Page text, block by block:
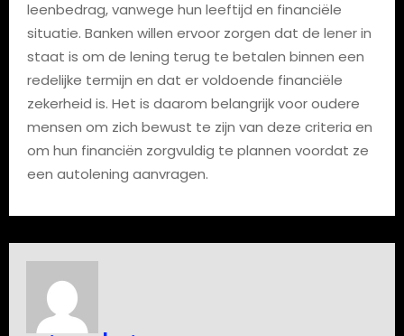
leenbedrag, vanwege hun leeftijd en financiële
situatie. Banken willen ervoor zorgen dat de lener in
staat is om de lening terug te betalen binnen een
redelijke termijn en dat er voldoende financiële
zekerheid is. Het is daarom belangrijk voor oudere
mensen om zich bewust te zijn van deze criteria en
om hun financiën zorgvuldig te plannen voordat ze
een autolening aanvragen.